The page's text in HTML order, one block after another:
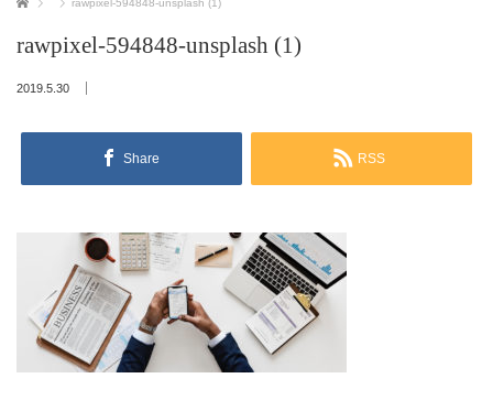
rawpixel-594848-unsplash (1)
rawpixel-594848-unsplash (1)
2019.5.30
Share RSS